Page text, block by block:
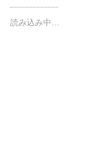
読み込み中…